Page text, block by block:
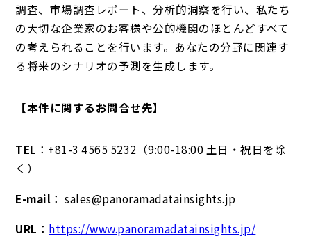
調査、市場調査レポート、分析的洞察を行い、私たち
の大切な企業家のお客様や公的機関のほとんどすべて
の考えられることを行います。あなたの分野に関連す
る将来のシナリオの予測を生成します。
【本件に関するお問合せ先】
TEL ：+81-3 4565 5232（9:00-18:00 土日・祝日を除
く）
E-mail ： sales@panoramadatainsights.jp
URL ： https://www.panoramadatainsights.jp/